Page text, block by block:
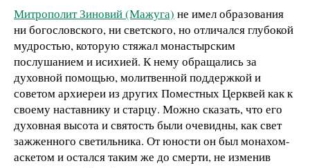
Митрополит Зиновий (Мажуга) не имел образования
ни богословского, ни светского, но отличался глубокой
мудростью, которую стяжал монастырским
послушанием и исихией. К нему обращались за
духовной помощью, молитвенной поддержкой и
советом архиереи из других Поместных Церквей как к
своему наставнику и старцу. Можно сказать, что его
духовная высота и святость были очевидны, как свет
зажженного светильника. От юности он был монахом-
аскетом и остался таким же до смерти, не изменив